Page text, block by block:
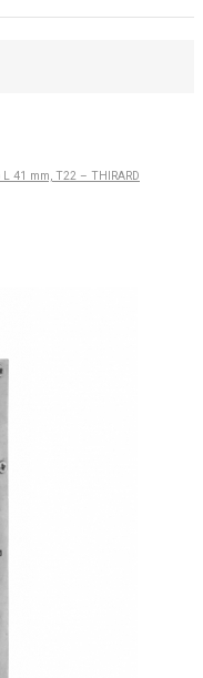
41 mm, T22 – THIRARD